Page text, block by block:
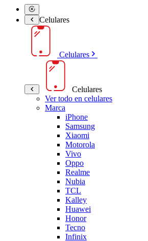
Celulares
Celulares
Celulares
Ver todo en celulares
Marca
iPhone
Samsung
Xiaomi
Motorola
Vivo
Oppo
Realme
Nubia
TCL
Kalley
Huawei
Honor
Tecno
Infinix